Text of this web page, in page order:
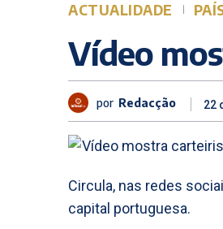
ACTUALIDADE
Vídeo
por Redacção 22
Circula, nas redes
capital portuguesa.